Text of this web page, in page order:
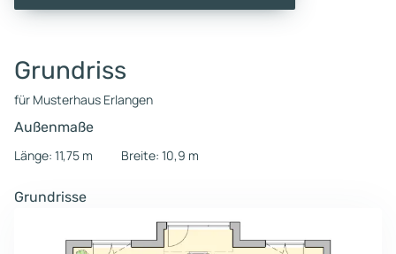
Grundriss
für Musterhaus Erlangen
Außenmaße
Länge: 11,75 m
Breite: 10,9 m
Grundrisse